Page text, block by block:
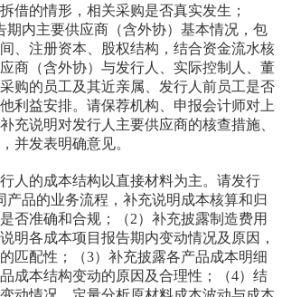
借的情形，相关采购是否真实发生；
期内主要供应商（含外协）基本情况，包
、注册资本、股权结构，结合资金流水核
商（含外协）与发行人、实际控制人、董
购的员工及其近亲属、发行人前员工是否
利益安排。请保荐机构、申报会计师对上
充说明对发行人主要供应商的核查措施、
并发表明确意见。
的成本结构以直接材料为主。请发行
产品的业务流程，补充说明成本核算和归
否准确和合规；（2）补充披露制造费用
明各成本项目报告期内变动情况及原因，
匹配性；（3）补充披露各产品成本明细
成本结构变动的原因及合理性；（4）结